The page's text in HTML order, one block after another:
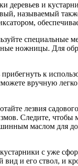
деревьев и
называемый
специальные
ножницы. Для
прибегнуть к
вручную
лезвия
Следите, чтобы
маслом для
кустарники с уже
и его ствол, и